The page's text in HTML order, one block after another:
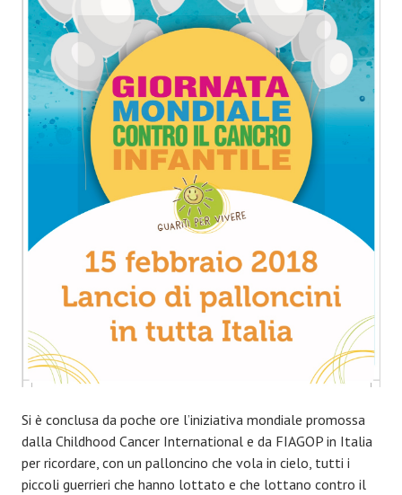
Si è conclusa da poche ore l’iniziativa mondiale promossa
dalla Childhood Cancer International e da FIAGOP in Italia
per ricordare, con un palloncino che vola in cielo, tutti i
piccoli guerrieri che hanno lottato e che lottano contro il